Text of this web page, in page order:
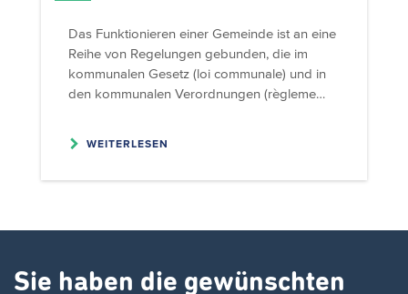
Das Funktionieren einer Gemeinde ist an eine
Reihe von Regelungen gebunden, die im
kommunalen Gesetz (loi communale) und in
den kommunalen Verordnungen (règleme…
WEITERLESEN
Sie haben die gewünschten